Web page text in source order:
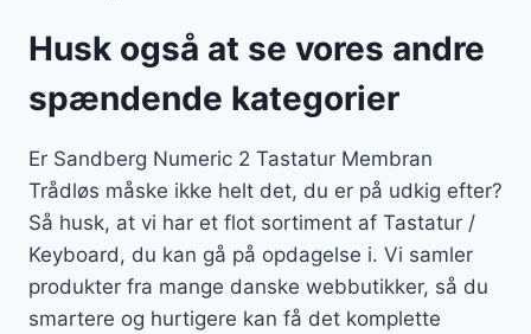
Husk også at se vores andre
spændende kategorier
Er Sandberg Numeric 2 Tastatur Membran
Trådløs måske ikke helt det, du er på udkig efter?
Så husk, at vi har et flot sortiment af Tastatur /
Keyboard, du kan gå på opdagelse i. Vi samler
produkter fra mange danske webbutikker, så du
smartere og hurtigere kan få det komplette